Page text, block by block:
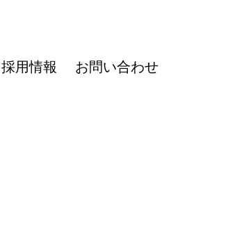
採用情報 お問い合わせ